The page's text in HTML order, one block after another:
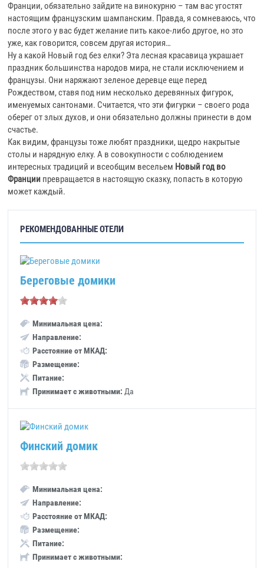
Франции, обязательно зайдите на винокурню – там вас угостят
настоящим французским шампанским. Правда, я сомневаюсь, что
после этого у вас будет желание пить какое-либо другое, но это
уже, как говорится, совсем другая история…
Ну а какой Новый год без елки? Эта лесная красавица украшает
праздник большинства народов мира, не стали исключением и
французы. Они наряжают зеленое деревце еще перед
Рождеством, ставя под ним несколько деревянных фигурок,
именуемых сантонами. Считается, что эти фигурки – своего рода
оберег от злых духов, и они обязательно должны принести в дом
счастье.
Как видим, французы тоже любят праздники, щедро накрытые
столы и нарядную елку. А в совокупности с соблюдением
интересных традиций и всеобщим весельем Новый год во
Франции превращается в настоящую сказку, попасть в которую
может каждый.
РЕКОМЕНДОВАННЫЕ ОТЕЛИ
Береговые домики
Минимальная цена:
Направление:
Расстояние от МКАД:
Размещение:
Питание:
Принимает с животными: Да
Финский домик
Минимальная цена:
Направление:
Расстояние от МКАД:
Размещение:
Питание:
Принимает с животными: